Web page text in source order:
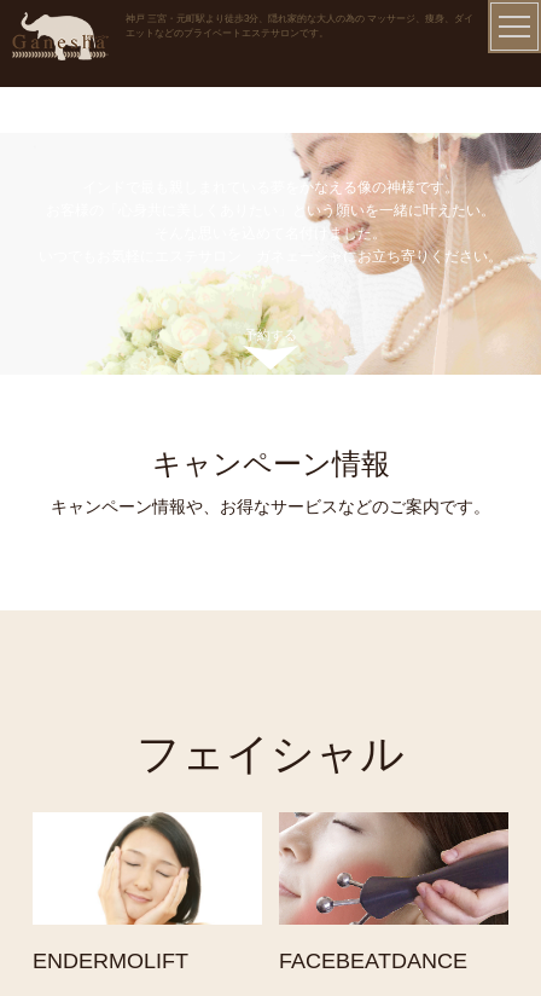
神戸 三宮・元町駅より徒歩3分、隠れ家的な大人の為の マッサージ、痩身、ダイ
エットなどのプライベートエステサロンです。
インドで最も親しまれている夢をかなえる像の神様です。
お客様の「心身共に美しくありたい」という願いを一緒に叶えたい。
そんな思いを込めて名付けました。
いつでもお気軽にエステサロン ガネェーシャにお立ち寄りください。
予約する
キャンペーン情報
キャンペーン情報や、お得なサービスなどのご案内です。
フェイシャル
ENDERMOLIFT FACEBEATDANCE